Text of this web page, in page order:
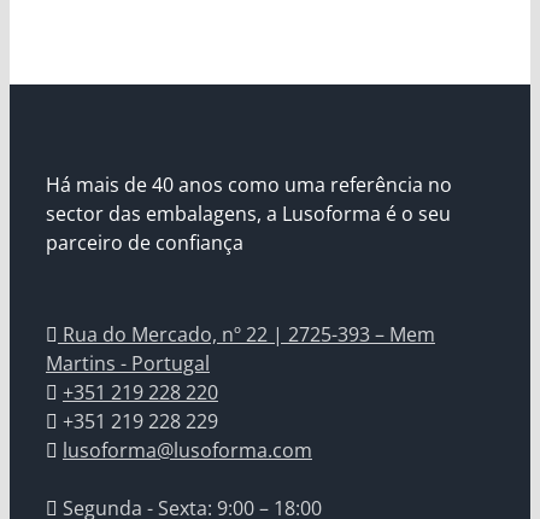
Há mais de 40 anos como uma referência no
sector das embalagens, a Lusoforma é o seu
parceiro de confiança
Rua do Mercado, nº 22 | 2725-393 – Mem
Martins - Portugal
+351 219 228 220
+351 219 228 229
lusoforma@lusoforma.com
Segunda - Sexta: 9:00 – 18:00